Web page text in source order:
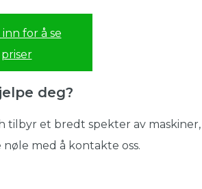
for å se
priser
deg?
tilbyr et bredt spekter av
nøle med å kontakte oss.